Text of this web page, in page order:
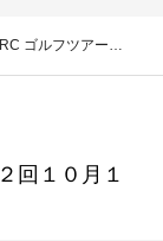
ゴルフツアー…
回１０月１